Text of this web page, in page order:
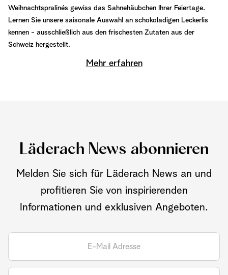
Weihnachtspralinés gewiss das Sahnehäubchen Ihrer Feiertage.
Lernen Sie unsere saisonale Auswahl an schokoladigen Leckerlis
kennen - ausschließlich aus den frischesten Zutaten aus der
Schweiz hergestellt.
Mehr erfahren
Läderach News abonnieren
Melden Sie sich für Läderach News an und
profitieren Sie von inspirierenden
Informationen und exklusiven Angeboten.